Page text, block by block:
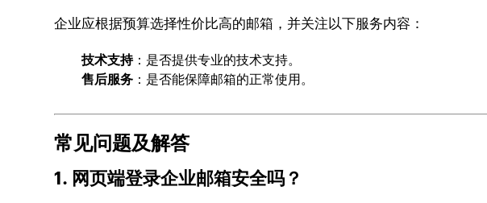
企业应根据预算选择性价比高的邮箱，并关注以下服务内容：
技术支持：是否提供专业的技术支持。
售后服务 ：是否能保障邮箱的正常使用。
常见问题及解答
1. 网页端登录企业邮箱安全吗？